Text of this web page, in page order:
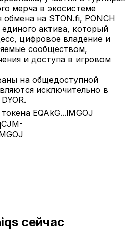
мерча в экосистеме
на STON.fi, PONCH
актива, который
цифровое владение и
сообществом,
и доступа в игровом
на общедоступной
исключительно в
EQAkG...lMGOJ
сейчас